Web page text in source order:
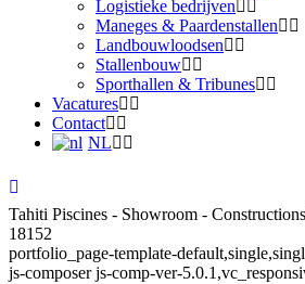
Logistieke bedrijven
Maneges & Paardenstallen
Landbouwloodsen
Stallenbouw
Sporthallen & Tribunes
Vacatures
Contact
NL
Tahiti Piscines - Showroom -
18152
portfolio_page-template-
js-composer js-comp-ver-